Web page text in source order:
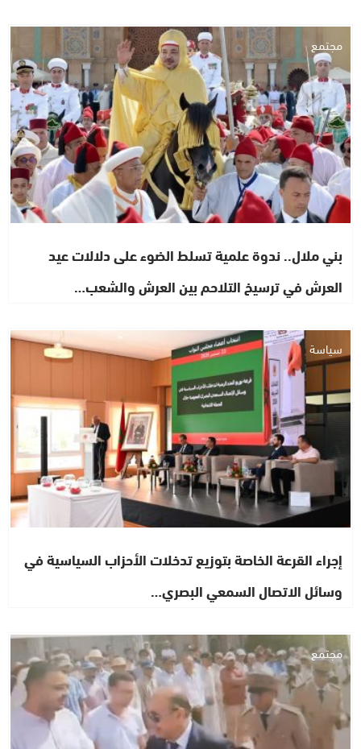
مجتمع
بني ملال.. ندوة علمية تسلط الضوء على دلالات عيد
العرش في ترسيخ التلاحم بين العرش والشعب…
سياسة
إجراء القرعة الخاصة بتوزيع تدخلات الأحزاب السياسية في
وسائل الاتصال السمعي البصري…
مجتمع